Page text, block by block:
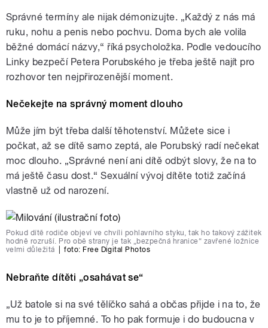
Správné termíny ale nijak démonizujte. „Každý z nás má
ruku, nohu a penis nebo pochvu. Doma bych ale volila
běžné domácí názvy,“ říká psycholožka. Podle vedoucího
Linky bezpečí Petera Porubského je třeba ještě najít pro
rozhovor ten nejpřirozenější moment.
Nečekejte na správný moment dlouho
Může jím být třeba další těhotenství. Můžete sice i
počkat, až se dítě samo zeptá, ale Porubský radí nečekat
moc dlouho. „Správné není ani dítě odbýt slovy, že na to
má ještě času dost.“ Sexuální vývoj dítěte totiž začíná
vlastně už od narození.
Pokud dítě rodiče objeví ve chvíli pohlavního styku, tak ho takový zážitek
hodně rozruší. Pro obě strany je tak „bezpečná hranice“ zavřené ložnice
velmi důležitá
foto: Free Digital Photos
Nebraňte dítěti „osahávat se“
„Už batole si na své tělíčko sahá a občas přijde i na to, že
mu to je to příjemné. To ho pak formuje i do budoucna v